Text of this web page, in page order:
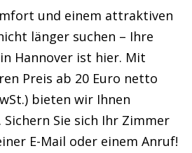
und einem attraktiven
länger suchen – Ihre
Hannover ist hier. Mit
Preis ab 20 Euro netto
bieten wir Ihnen
Sie sich Ihr Zimmer
E-Mail oder einem Anruf!